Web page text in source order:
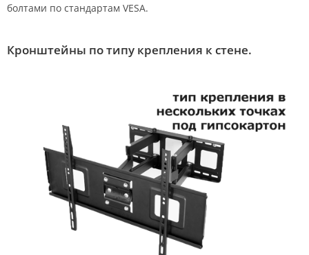
болтами по стандартам VESA.
Кронштейны по типу крепления к стене.